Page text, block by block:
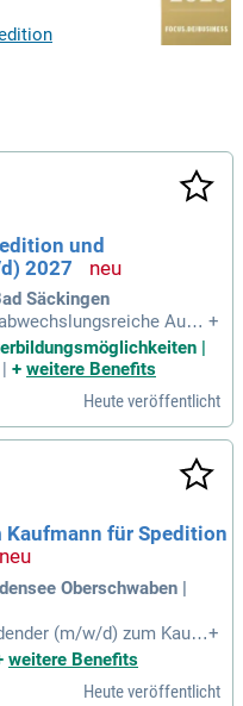
und
2027
Säckingen
Aufg
des Güterversand
Planung und Steuerun
Transportmitte
und weiteren Di
durchlaufen die an
Bereiche, um optimal au
vorbereitet zu sein. Für d
und Kommunikation
Einstellu
eine zielstrebige, se
Profil ab.
+
|
+ weitere Benefits
Heute veröffentlicht
für Spedition
Oberschwaben |
(m/w/d) zum Kauf
bei DACHSE
Unterneh
+
weitere Benefits
Heute veröffentlicht